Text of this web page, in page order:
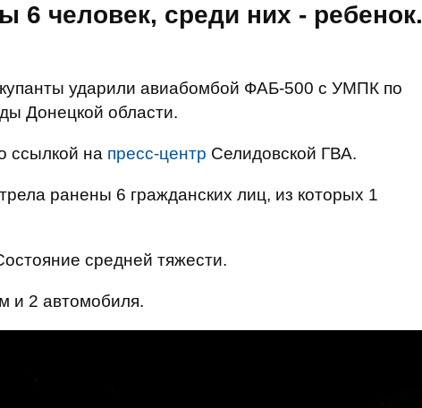
6 человек, среди них - ребенок.
ударили авиабомбой ФАБ-500 с УМПК по
Донецкой области.
ссылкой на пресс-центр Селидовской ГВА.
ранены 6 гражданских лиц, из которых 1
средней тяжести.
и 2 автомобиля.